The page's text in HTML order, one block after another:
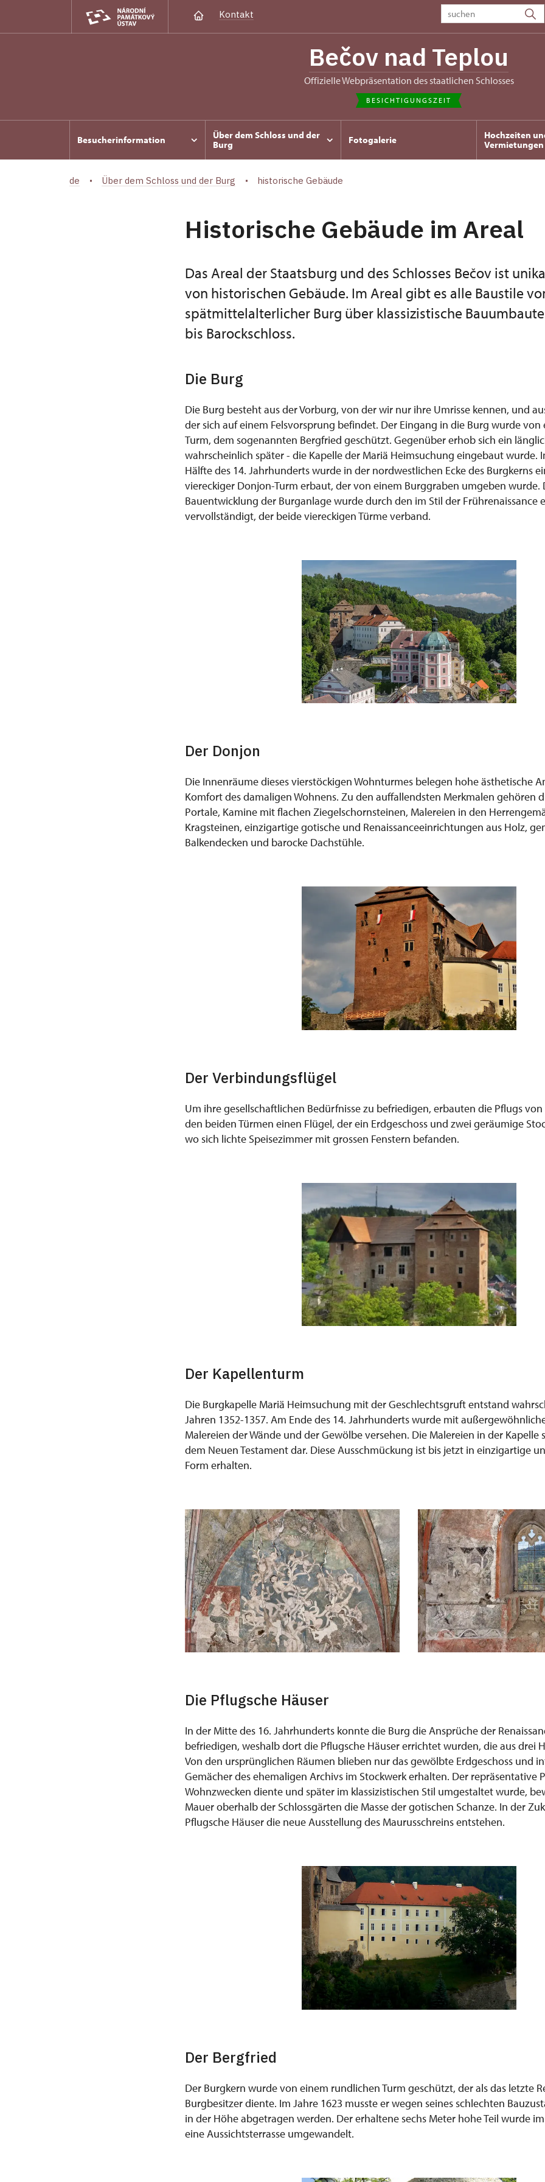
Kontakt
Bečov nad Teplou
Offizielle Webpräsentation des staatlichen Schlosses
BESICHTIGUNGSZEIT
Besucherinformation
Über dem Schloss und der
Burg
Fotogalerie
Hochzeiten
Vermietungen
de Über dem Schloss und der Burg historische Gebäude
Historische Gebäude im Areal
Das Areal der Staatsburg und des Schlosses Bečov ist
von historischen Gebäude. Im Areal gibt es alle Baustile
spätmittelalterlicher Burg über klassizistische
bis Barockschloss.
Die Burg
Die Burg besteht aus der Vorburg, von der wir nur ihre Umrisse kennen, und
der sich auf einem Felsvorsprung befindet. Der Eingang in die Burg wurde
Turm, dem sogenannten Bergfried geschützt. Gegenüber erhob sich ein
wahrscheinlich später - die Kapelle der Mariä Heimsuchung eingebaut wurde.
Hälfte des 14. Jahrhunderts wurde in der nordwestlichen Ecke des Burgkerns
viereckiger Donjon-Turm erbaut, der von einem Burggraben umgeben wurde.
Bauentwicklung der Burganlage wurde durch den im Stil der Frührenaissance
vervollständigt, der beide viereckigen Türme verband.
Der Donjon
Die Innenräume dieses vierstöckigen Wohnturmes belegen hohe ästhetische
Komfort des damaligen Wohnens. Zu den auffallendsten Merkmalen gehören
Portale, Kamine mit flachen Ziegelschornsteinen, Malereien in den
Kragsteinen, einzigartige gotische und Renaissanceeinrichtungen aus Holz,
Balkendecken und barocke Dachstühle.
Der Verbindungsflügel
Um ihre gesellschaftlichen Bedürfnisse zu befriedigen, erbauten die Pflugs von
den beiden Türmen einen Flügel, der ein Erdgeschoss und zwei geräumige
wo sich lichte Speisezimmer mit grossen Fenstern befanden.
Der Kapellenturm
Die Burgkapelle Mariä Heimsuchung mit der Geschlechtsgruft entstand
Jahren 1352-1357. Am Ende des 14. Jahrhunderts wurde mit
Malereien der Wände und der Gewölbe versehen. Die Malereien in der Kapelle
dem Neuen Testament dar. Diese Ausschmückung ist bis jetzt in einzigartige
Form erhalten.
Die Pflugsche Häuser
In der Mitte des 16. Jahrhunderts konnte die Burg die Ansprüche der
befriedigen, weshalb dort die Pflugsche Häuser errichtet wurden, die aus drei
Von den ursprünglichen Räumen blieben nur das gewölbte Erdgeschoss und
Gemächer des ehemaligen Archivs im Stockwerk erhalten. Der repräsentative
Wohnzwecken diente und später im klassizistischen Stil umgestaltet wurde,
Mauer oberhalb der Schlossgärten die Masse der gotischen Schanze. In der
Pflugsche Häuser die neue Ausstellung des Maurusschreins entstehen.
Der Bergfried
Der Burgkern wurde von einem rundlichen Turm geschützt, der als das letzte
Burgbesitzer diente. Im Jahre 1623 musste er wegen seines schlechten
in der Höhe abgetragen werden. Der erhaltene sechs Meter hohe Teil wurde
eine Aussichtsterrasse umgewandelt.